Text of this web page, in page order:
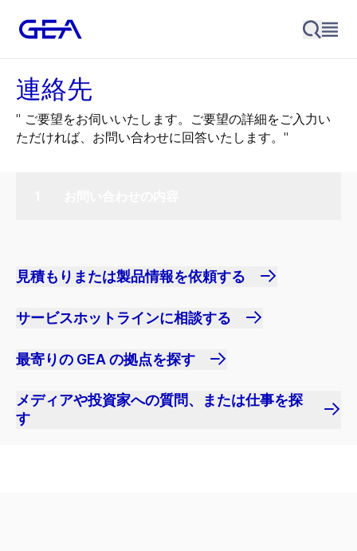
連絡先
" ご要望をお伺いいたします。ご要望の詳細をご入力い
ただければ、お問い合わせに回答いたします。"
見積もりまたは製品情報を依頼する
サービスホットラインに相談する
最寄りの GEA の拠点を探す
メディアや投資家への質問、または仕事を探
す